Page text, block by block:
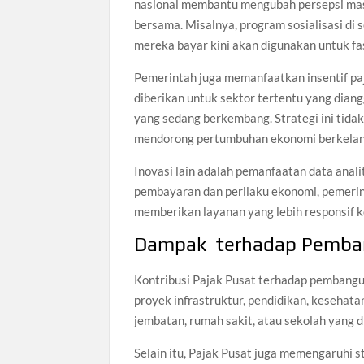
nasional membantu mengubah persepsi
bersama. Misalnya, program sosialisasi di
mereka bayar kini akan digunakan untuk
Pemerintah juga memanfaatkan insentif
diberikan untuk sektor tertentu yang
yang sedang berkembang. Strategi ini
mendorong pertumbuhan ekonomi
Inovasi lain adalah pemanfaatan data
pembayaran dan perilaku ekonomi,
memberikan layanan yang lebih responsif
Dampak terhadap
Kontribusi Pajak Pusat terhadap
proyek infrastruktur, pendidikan,
jembatan, rumah sakit, atau sekolah yang
Selain itu, Pajak Pusat juga memengaruhi